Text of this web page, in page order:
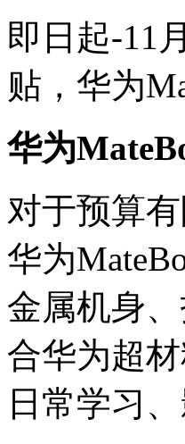
即日起-11
贴，华为
华为
对于预算
华为
金属机身
合华为超
日常学习